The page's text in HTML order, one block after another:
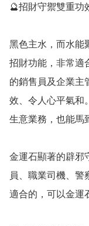
🔮招財守禦雙重功
黑色主水，而水能
招財功能，非常適
的銷售員及企業主
效、令人心平氣和
生意業務，也能馬
金運石顯著的辟邪
員、職業司機、警
適合的，可以金運